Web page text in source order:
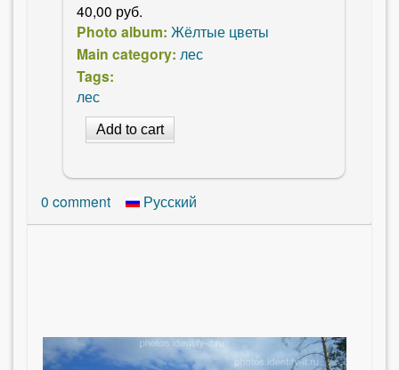
40,00 руб.
Photo album: Жёлтые цветы
Main category: лес
Tags:
лес
0 comment Русский